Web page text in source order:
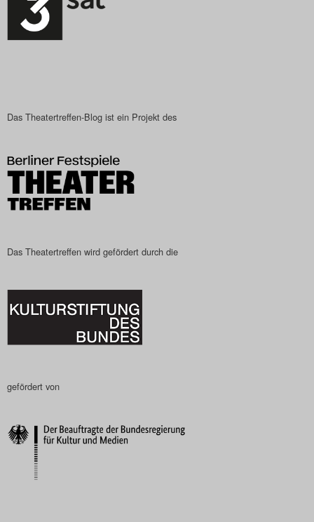
Das Theatertreffen-Blog ist ein Projekt des
Das Theatertreffen wird gefördert durch die
gefördert von